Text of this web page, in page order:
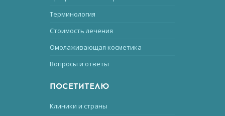
Терминология
Стоимость лечения
Омолаживающая косметика
Вопросы и ответы
ПОСЕТИТЕЛЮ
Клиники и страны